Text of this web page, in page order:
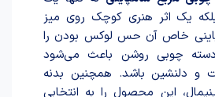
یک اثر هنری کوچک روی میز
خاص آن حس لوکس بودن را
چوبی روشن باعث می‌شود
و دلنشین باشد. همچنین بدنه
این محصول را به انتخابی